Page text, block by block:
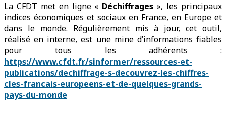
La CFDT met en ligne « Déchiffrages », les principaux
indices économiques et sociaux en France, en Europe et
dans le monde. Régulièrement mis à jour, cet outil,
réalisé en interne, est une mine d’informations fiables
pour tous les adhérents :
https://www.cfdt.fr/sinformer/ressources-et-
publications/dechiffrage-s-decouvrez-les-chiffres-
cles-francais-europeens-et-de-quelques-grands-
pays-du-monde